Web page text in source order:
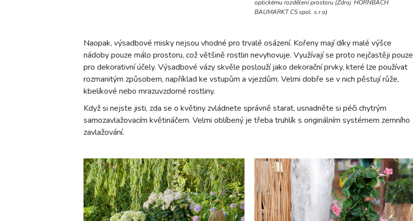
optickému rozdělení prostoru (Zdroj: HORNBACH
BAUMARKT CS spol. s.r.o)
Naopak, výsadbové misky nejsou vhodné pro trvalé osázení. Kořeny mají díky malé výšce
nádoby pouze málo prostoru, což většině rostlin nevyhovuje. Využívají se proto nejčastěji pouze
pro dekorativní účely. Výsadbové vázy skvěle poslouží jako dekorační prvky, které lze používat
rozmanitým způsobem, například ke vstupům a vjezdům. Velmi dobře se v nich pěstují růže,
kbelíkové nebo mrazuvzdorné rostliny.
Když si nejste jisti, zda se o květiny zvládnete správně starat, usnadněte si péči chytrým
samozavlažovacím květináčem. Velmi oblíbený je třeba truhlík s originálním systémem zemního
zavlažování.